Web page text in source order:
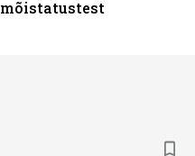
mõistatustest